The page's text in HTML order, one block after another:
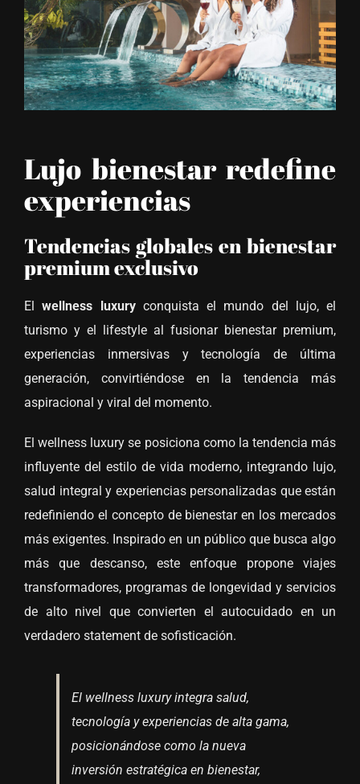
Lujo bienestar redefine
experiencias
Tendencias globales en bienestar
premium exclusivo
Elwellness luxuryconquista el mundo del lujo, el
turismo y el lifestyle al fusionar bienestar premium,
experiencias inmersivas y tecnología de última
generación, convirtiéndose en la tendencia más
aspiracional y viral del momento.
El wellness luxury se posiciona como la tendencia más
influyente del estilo de vida moderno, integrando lujo,
salud integral y experiencias personalizadas que están
redefiniendo el concepto de bienestar en los mercados
más exigentes. Inspirado en un público que busca algo
más que descanso, este enfoque propone viajes
transformadores, programas de longevidad y servicios
de alto nivel que convierten el autocuidado en un
verdadero statement de sofisticación.
El wellness luxury integra salud,
tecnología y experiencias de alta gama,
posicionándose como la nueva
inversión estratégica en bienestar,